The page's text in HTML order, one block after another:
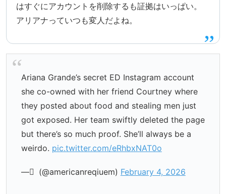
はすぐにアカウントを削除するも証拠はいっぱい。
アリアナっていつも変人だよね。
Ariana Grande’s secret ED Instagram account
she co-owned with her friend Courtney where
they posted about food and stealing men just
got exposed. Her team swiftly deleted the page
but there’s so much proof. She’ll always be a
weirdo. pic.twitter.com/eRhbxNAT0o
— ً (@americanreqiuem) February 4, 2026